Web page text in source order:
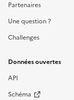
Partenaires
Une question ?
Challenges
Données ouvertes
API
Schéma